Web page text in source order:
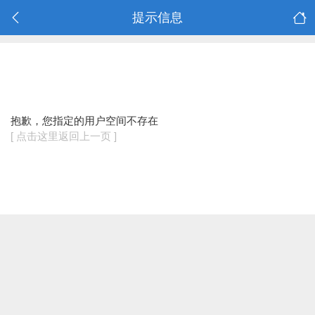
提示信息
抱歉，您指定的用户空间不存在
[ 点击这里返回上一页 ]